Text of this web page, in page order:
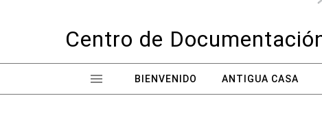
Centro de
BIENVENIDO ANTIGUA CASA